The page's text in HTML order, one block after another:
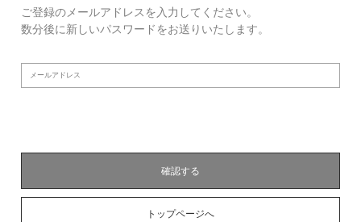
ご登録のメールアドレスを入力してください。
数分後に新しいパスワードをお送りいたします。
トップページへ